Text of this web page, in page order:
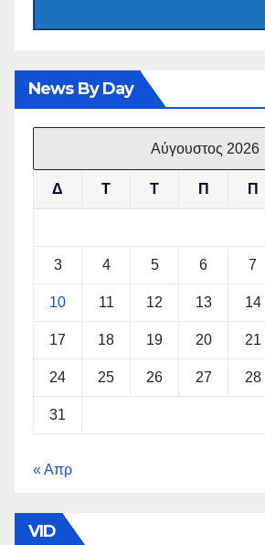
News By Day
Αύγουστος 2026
Δ Τ Τ Π Π
3 4 5 6 7
10 11 12 13 14
17 18 19 20 21
24 25 26 27 28
31
« Απρ
VID